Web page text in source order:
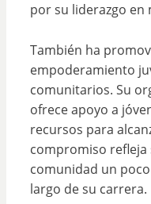
por su liderazgo en
También ha
empoderamiento
comunitarios. Su
ofrece apoyo a
recursos para
compromiso refleja
comunidad un
largo de su carrera.